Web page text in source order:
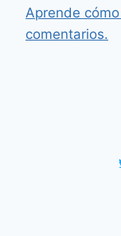
Aprende
comentarios.